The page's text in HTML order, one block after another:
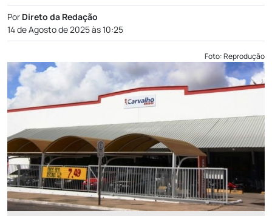
Por Direto da Redação
14 de Agosto de 2025 às 10:25
Foto: Reprodução